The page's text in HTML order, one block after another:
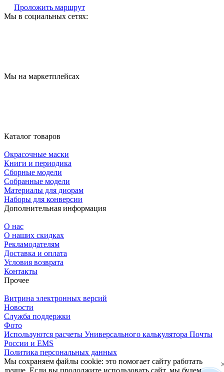
Проложить маршрут
Мы в социальных сетях:
Мы на маркетплейсах
Каталог товаров
Окрасочные маски
Книги и периодика
Сборные модели
Собранные модели
Материалы для диорам
Наборы для конверсии
Дополнительная информация
О нас
О наших скидках
Рекламодателям
Доставка и оплата
Условия возврата
Контакты
Прочее
Витрина электронных версий
Новости
Служба поддержки
Фото
Используются расчеты Универсального калькулятора Почты
России и EMS
Политика персональных данных
Мы сохраняем файлы cookie: это помогает сайту работать
лучше. Если вы продолжите использовать сайт, мы будем